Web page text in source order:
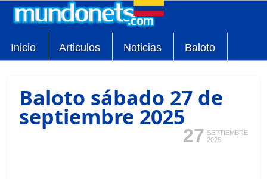
Inicio Articulos Noticias Baloto
Baloto sábado 27 de
septiembre 2025
27 SEPTIEMBRE
2025